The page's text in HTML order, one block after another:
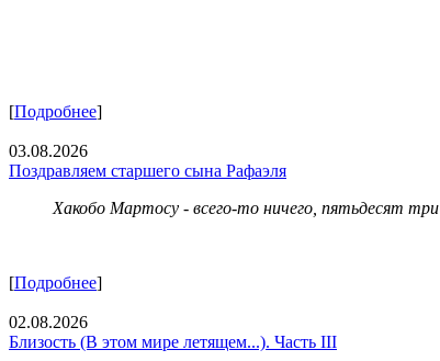
[Подробнее]
03.08.2026
Поздравляем старшего сына Рафаэля
Хакобо Мартосу - всего-то ничего, пятьдесят три
[Подробнее]
02.08.2026
Близость (В этом мире летящем...). Часть III